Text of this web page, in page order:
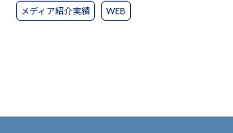
メディア紹介実績 WEB